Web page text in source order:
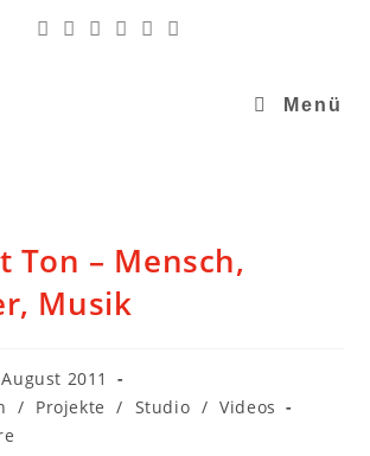
Menü
Ton – Mensch,
Musik
2011
/ Projekte / Studio / Videos